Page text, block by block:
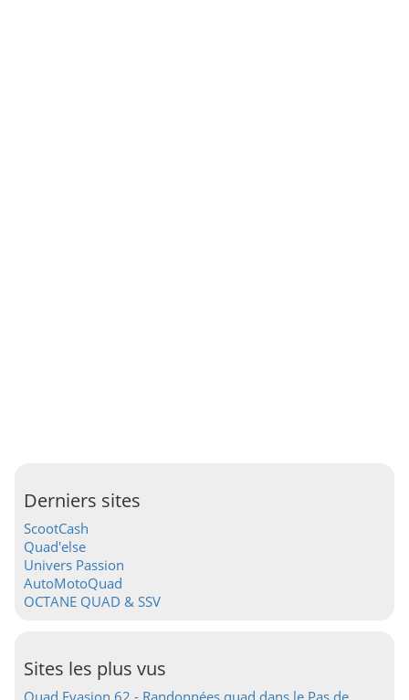
Derniers sites
ScootCash
Quad'else
Univers Passion
AutoMotoQuad
OCTANE QUAD & SSV
Sites les plus vus
Quad Evasion 62 - Randonnées quad dans le Pas de